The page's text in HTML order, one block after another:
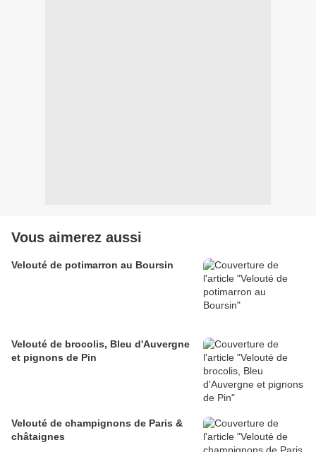
Vous aimerez aussi
Velouté de potimarron au Boursin
Velouté de brocolis, Bleu d'Auvergne
et pignons de Pin
Velouté de champignons de Paris &
châtaignes